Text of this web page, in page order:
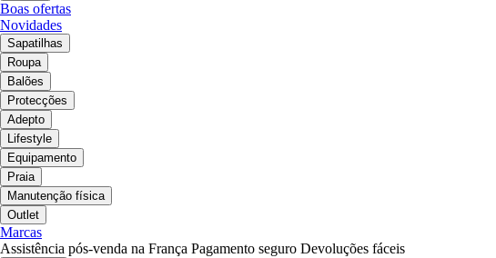
Boas ofertas
Novidades
Sapatilhas
Roupa
Balões
Protecções
Adepto
Lifestyle
Equipamento
Praia
Manutenção física
Outlet
Marcas
Assistência pós-venda na França Pagamento seguro Devoluções fáceis